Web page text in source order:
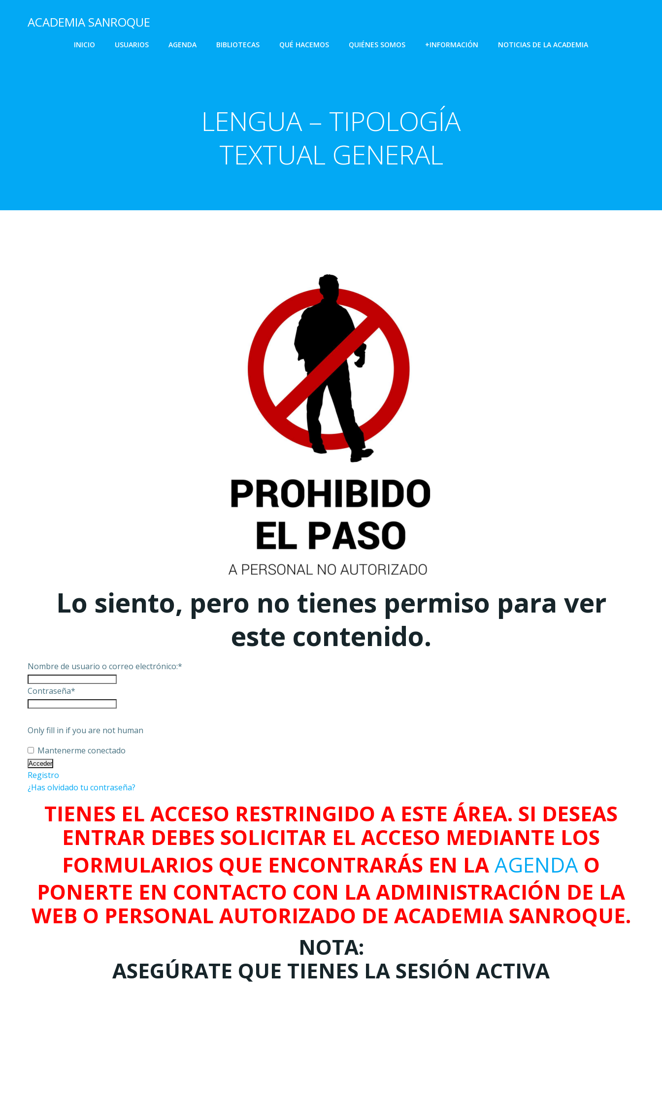
contenidoACADEMIA SANROQUE
INICIO USUARIOS AGENDA BIBLIOTECAS QUÉ HACEMOS QUIÉNES SOMOS +INFORMACIÓN NOTICIAS DE LA ACADEMIA
LENGUA – TIPOLOGÍA
TEXTUAL GENERAL
Lo siento, pero no tienes permiso para ver
este contenido.
Nombre de usuario o correo electrónico:*
Contraseña*
Only fill in if you are not human
Mantenerme conectado
Registro
¿Has olvidado tu contraseña?
TIENES EL ACCESO RESTRINGIDO A ESTE ÁREA. SI DESEAS
ENTRAR DEBES SOLICITAR EL ACCESO MEDIANTE LOS
FORMULARIOS QUE ENCONTRARÁS EN LAAGENDA O
PONERTE EN CONTACTO CON LA ADMINISTRACIÓN DE LA
WEB O PERSONAL AUTORIZADO DE ACADEMIA SANROQUE.
NOTA:
ASEGÚRATE QUE TIENES LA SESIÓN ACTIVA